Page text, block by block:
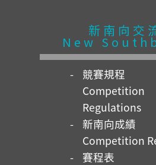
新南向交
New
競賽規程
Competition
Regulations
新南向成績
Competition
賽程表